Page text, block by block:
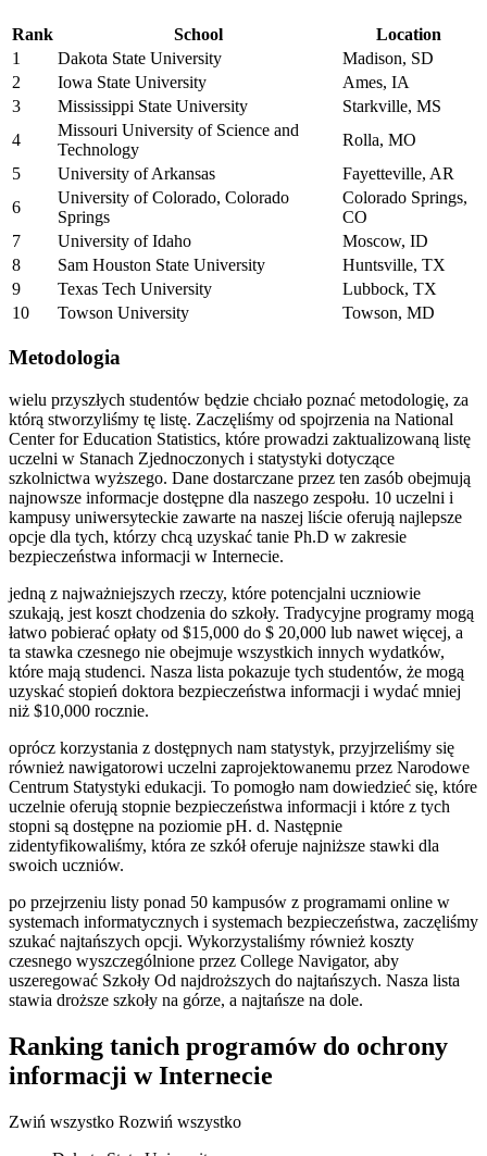
Rank School
Location
1
Dakota State University
Madison, SD
2
Iowa State University
Ames, IA
3
Mississippi State University
Starkville, MS
4
Missouri University of Science and
Technology
Rolla, MO
5
University of Arkansas
Fayetteville, AR
6
University of Colorado, Colorado
Springs
Colorado Springs,
CO
7
University of Idaho
Moscow, ID
8
Sam Houston State University
Huntsville, TX
9
Texas Tech University
Lubbock, TX
10
Towson University Towson, MD
Metodologia
wielu przyszłych studentów będzie chciało poznać metodologię, za
którą stworzyliśmy tę listę. Zaczęliśmy od spojrzenia na National
Center for Education Statistics, które prowadzi zaktualizowaną listę
uczelni w Stanach Zjednoczonych i statystyki dotyczące
szkolnictwa wyższego. Dane dostarczane przez ten zasób obejmują
najnowsze informacje dostępne dla naszego zespołu. 10 uczelni i
kampusy uniwersyteckie zawarte na naszej liście oferują najlepsze
opcje dla tych, którzy chcą uzyskać tanie Ph.D w zakresie
bezpieczeństwa informacji w Internecie.
jedną z najważniejszych rzeczy, które potencjalni uczniowie
szukają, jest koszt chodzenia do szkoły. Tradycyjne programy mogą
łatwo pobierać opłaty od $15,000 do $ 20,000 lub nawet więcej, a
ta stawka czesnego nie obejmuje wszystkich innych wydatków,
które mają studenci. Nasza lista pokazuje tych studentów, że mogą
uzyskać stopień doktora bezpieczeństwa informacji i wydać mniej
niż $10,000 rocznie.
oprócz korzystania z dostępnych nam statystyk, przyjrzeliśmy się
również nawigatorowi uczelni zaprojektowanemu przez Narodowe
Centrum Statystyki edukacji. To pomogło nam dowiedzieć się, które
uczelnie oferują stopnie bezpieczeństwa informacji i które z tych
stopni są dostępne na poziomie pH. d. Następnie
zidentyfikowaliśmy, która ze szkół oferuje najniższe stawki dla
swoich uczniów.
po przejrzeniu listy ponad 50 kampusów z programami online w
systemach informatycznych i systemach bezpieczeństwa, zaczęliśmy
szukać najtańszych opcji. Wykorzystaliśmy również koszty
czesnego wyszczególnione przez College Navigator, aby
uszeregować Szkoły Od najdroższych do najtańszych. Nasza lista
stawia droższe szkoły na górze, a najtańsze na dole.
Ranking tanich programów do ochrony
informacji w Internecie
Zwiń wszystko Rozwiń wszystko